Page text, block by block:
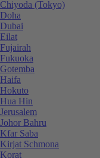
Chiyoda (Tokyo)
Doha
Dubai
Eilat
Fujairah
Fukuoka
Gotemba
Haifa
Hokuto
Hua Hin
Jerusalem
Johor Bahru
Kfar Saba
Kirjat Schmona
Korat